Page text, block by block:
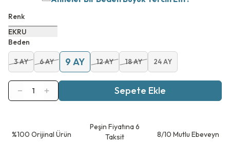
Renk
EKRU
Beden
3 AY 6 AY 9 AY 12 AY 18 AY 24 AY
1 Sepete Ekle
⁠%100 Orijinal Ürün
Peşin Fiyatına 6
Taksit
8/10 Mutlu Ebeveyn